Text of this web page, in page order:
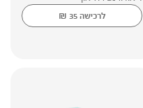
לרכישה ₪ 35